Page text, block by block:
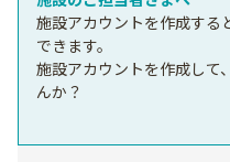
施設アカウントを作成する
できます。
施設アカウントを作成して
んか？